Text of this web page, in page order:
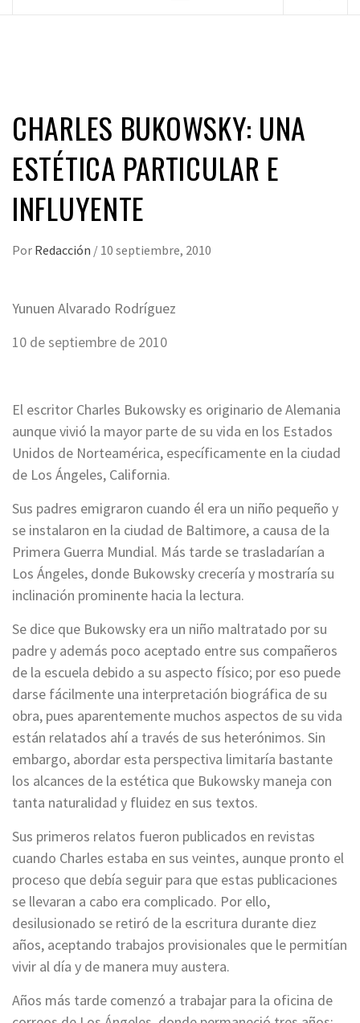
CHARLES BUKOWSKY: UNA
ESTÉTICA PARTICULAR E
INFLUYENTE
Por Redacción / 10 septiembre, 2010
Yunuen Alvarado Rodríguez
10 de septiembre de 2010
El escritor Charles Bukowsky es originario de Alemania
aunque vivió la mayor parte de su vida en los Estados
Unidos de Norteamérica, específicamente en la ciudad
de Los Ángeles, California.
Sus padres emigraron cuando él era un niño pequeño y
se instalaron en la ciudad de Baltimore, a causa de la
Primera Guerra Mundial. Más tarde se trasladarían a
Los Ángeles, donde Bukowsky crecería y mostraría su
inclinación prominente hacia la lectura.
Se dice que Bukowsky era un niño maltratado por su
padre y además poco aceptado entre sus compañeros
de la escuela debido a su aspecto físico; por eso puede
darse fácilmente una interpretación biográfica de su
obra, pues aparentemente muchos aspectos de su vida
están relatados ahí a través de sus heterónimos. Sin
embargo, abordar esta perspectiva limitaría bastante
los alcances de la estética que Bukowsky maneja con
tanta naturalidad y fluidez en sus textos.
Sus primeros relatos fueron publicados en revistas
cuando Charles estaba en sus veintes, aunque pronto el
proceso que debía seguir para que estas publicaciones
se llevaran a cabo era complicado. Por ello,
desilusionado se retiró de la escritura durante diez
años, aceptando trabajos provisionales que le permitían
vivir al día y de manera muy austera.
Años más tarde comenzó a trabajar para la oficina de